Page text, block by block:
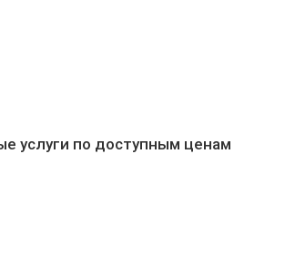
услуги по доступным ценам